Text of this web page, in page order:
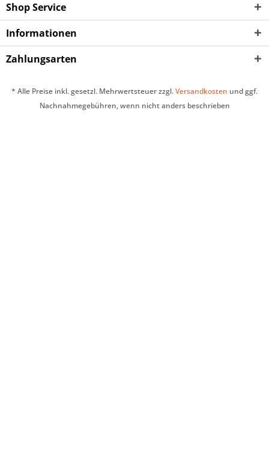
Shop Service
Informationen
Zahlungsarten
* Alle Preise inkl. gesetzl. Mehrwertsteuer zzgl.Versandkosten und ggf.
Nachnahmegebühren, wenn nicht anders beschrieben